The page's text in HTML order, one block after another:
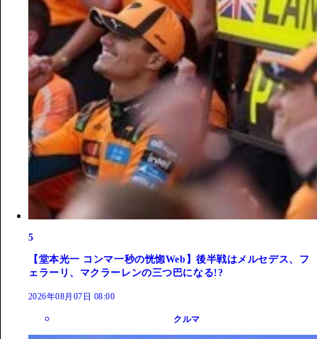
5
【堂本光一 コンマ一秒の恍惚Web】後半戦はメルセデス、フ
ェラーリ、マクラーレンの三つ巴になる!?
2026年08月07日 08:00
クルマ